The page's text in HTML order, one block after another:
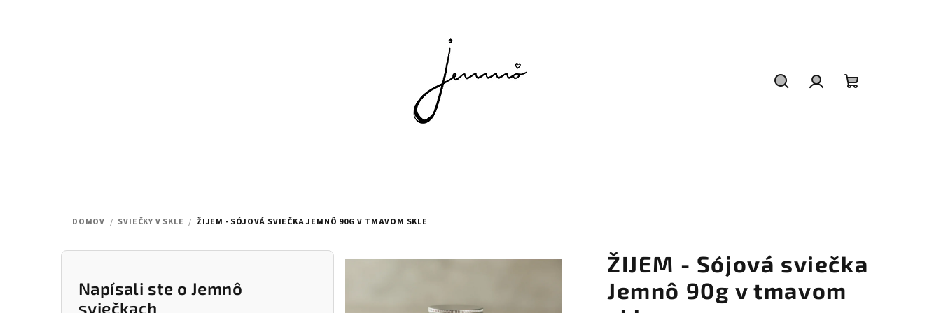
DOMOV / SVIEČKY V SKLE / ŽIJEM - SÓJOVÁ SVIEČKA JEMNÔ 90G V TMAVOM SKLE
B
Napísali ste o Jemnô
sviečkach
ŽIJEM - Sójová sviečka
Jemnô 90g v tmavom